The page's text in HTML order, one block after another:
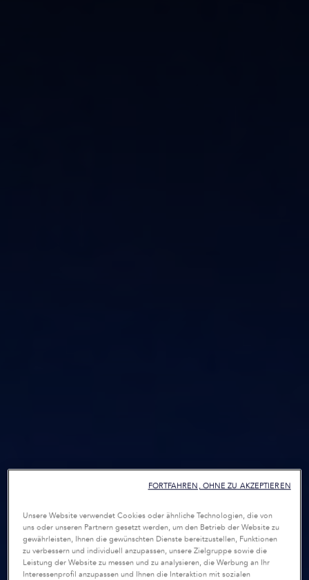
Unsere Website verwendet Cookies oder ähnliche Technologien, die von
uns oder unseren Partnern gesetzt werden, um den Betrieb der Website zu
gewährleisten, Ihnen die gewünschten Dienste bereitzustellen, Funktionen
zu verbessern und individuell anzupassen, unsere Zielgruppe sowie die
Leistung der Website zu messen und zu analysieren, die Werbung an Ihr
Interessenprofil anzupassen und Ihnen die Interaktion mit sozialen
FORTFAHREN, OHNE ZU AKZEPTIEREN